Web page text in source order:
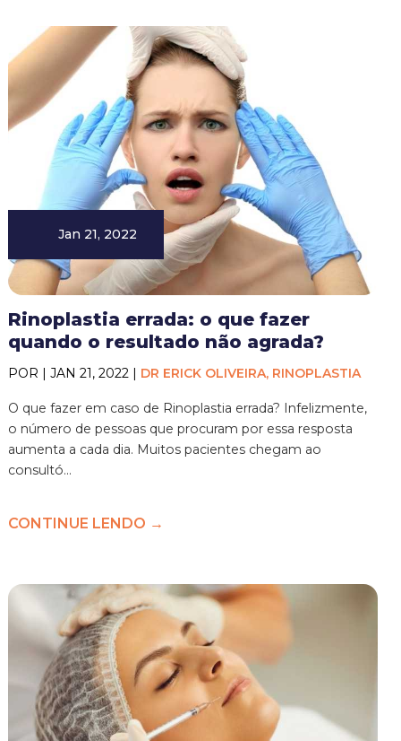
Jan 21, 2022
Rinoplastia errada: o que fazer
quando o resultado não agrada?
POR | JAN 21, 2022 | DR ERICK OLIVEIRA, RINOPLASTIA
O que fazer em caso de Rinoplastia errada? Infelizmente,
o número de pessoas que procuram por essa resposta
aumenta a cada dia. Muitos pacientes chegam ao
consultó...
CONTINUE LENDO →